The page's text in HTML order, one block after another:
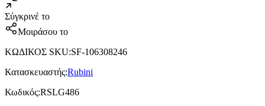
Σύγκρινέ το
Μοιράσου το
ΚΩΔΙΚΟΣ SKU:SF-106308246
Κατασκευαστής:Rubini
Κωδικός:RSLG486